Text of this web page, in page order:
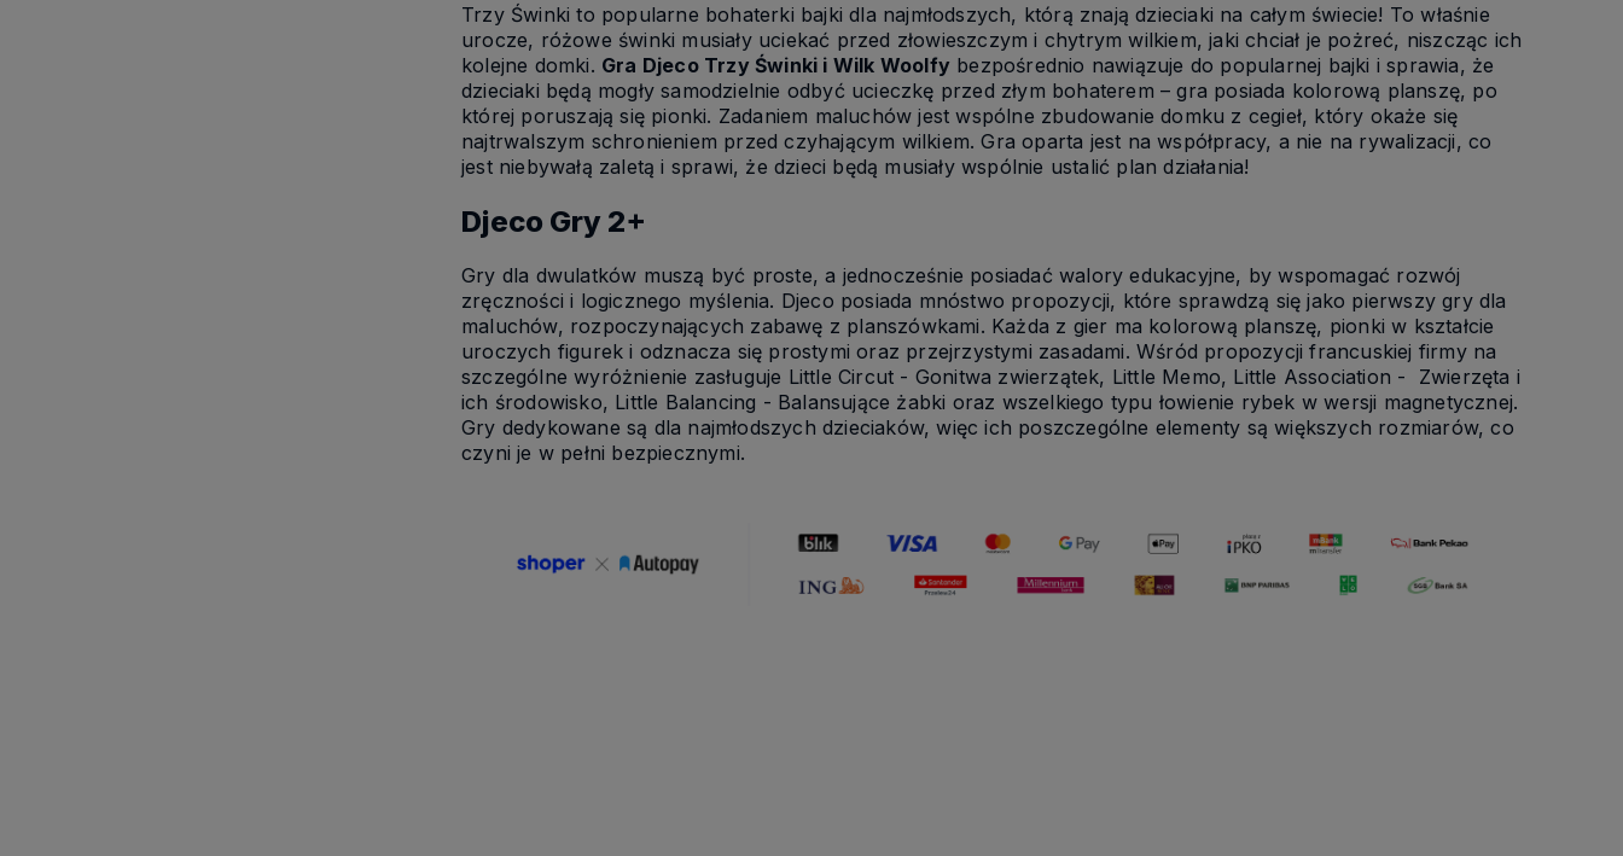
Trzy Świnki to popularne bohaterki bajki dla najmłodszych, którą znają dzieciaki na całym świecie! To właśnie
urocze, różowe świnki musiały uciekać przed złowieszczym i chytrym wilkiem, jaki chciał je pożreć, niszcząc ich
kolejne domki. Gra Djeco Trzy Świnki i Wilk Woolfy bezpośrednio nawiązuje do popularnej bajki i sprawia, że
dzieciaki będą mogły samodzielnie odbyć ucieczkę przed złym bohaterem – gra posiada kolorową planszę, po
której poruszają się pionki. Zadaniem maluchów jest wspólne zbudowanie domku z cegieł, który okaże się
najtrwalszym schronieniem przed czyhającym wilkiem. Gra oparta jest na współpracy, a nie na rywalizacji, co
jest niebywałą zaletą i sprawi, że dzieci będą musiały wspólnie ustalić plan działania!
Djeco Gry 2+
Gry dla dwulatków muszą być proste, a jednocześnie posiadać walory edukacyjne, by wspomagać rozwój
zręczności i logicznego myślenia. Djeco posiada mnóstwo propozycji, które sprawdzą się jako pierwszy gry dla
maluchów, rozpoczynających zabawę z planszówkami. Każda z gier ma kolorową planszę, pionki w kształcie
uroczych figurek i odznacza się prostymi oraz przejrzystymi zasadami. Wśród propozycji francuskiej firmy na
szczególne wyróżnienie zasługuje Little Circut - Gonitwa zwierzątek, Little Memo, Little Association - Zwierzęta i
ich środowisko, Little Balancing - Balansujące żabki oraz wszelkiego typu łowienie rybek w wersji magnetycznej.
Gry dedykowane są dla najmłodszych dzieciaków, więc ich poszczególne elementy są większych rozmiarów, co
czyni je w pełni bezpiecznymi.